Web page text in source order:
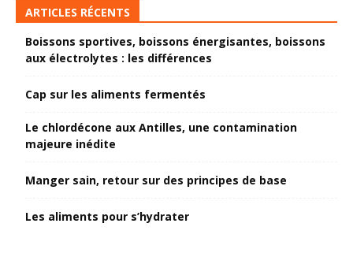
ARTICLES RÉCENTS
Boissons sportives, boissons énergisantes, boissons
aux électrolytes : les différences
Cap sur les aliments fermentés
Le chlordécone aux Antilles, une contamination
majeure inédite
Manger sain, retour sur des principes de base
Les aliments pour s’hydrater